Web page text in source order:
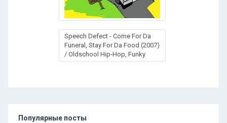
Speech Defect - Come For Da
Funeral, Stay For Da Food (2007)
/ Oldschool Hip-Hop, Funky
Популярные посты